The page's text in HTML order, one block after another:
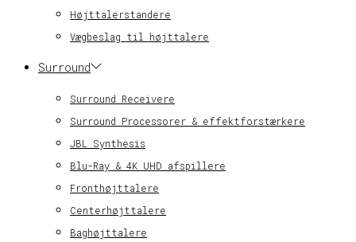
Højttalerstandere
Vægbeslag til højttalere
Surround
Surround Receivere
Surround Processorer & effektforstærkere
JBL Synthesis
Blu-Ray & 4K UHD afspillere
Fronthøjttalere
Centerhøjttalere
Baghøjttalere